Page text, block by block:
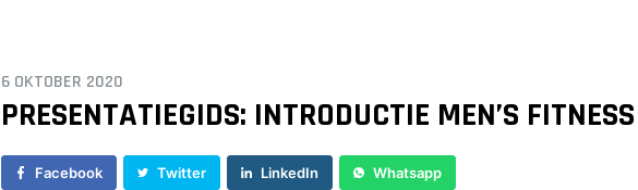
6 OKTOBER 2020
PRESENTATIEGIDS: INTRODUCTIE MEN’S
Facebook Twitter LinkedIn Whatsapp